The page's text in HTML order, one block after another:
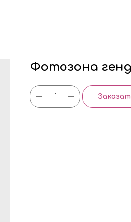
Фотозона